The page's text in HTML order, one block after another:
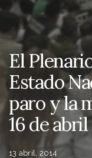
El
Estado
paro y la
16 de abril
13 abril, 2014